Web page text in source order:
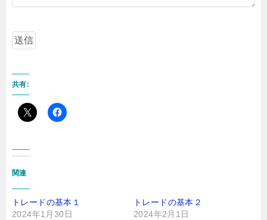
共有:
関連
トレードの基本１
2024年1月30日
トレードの基本２
2024年2月1日